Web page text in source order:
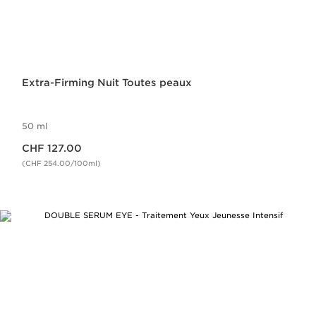
Extra-Firming Nuit Toutes peaux
50 ml
CHF 127.00
(CHF 254.00/100ml)